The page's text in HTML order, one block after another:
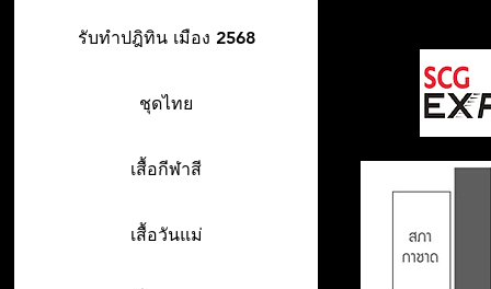
รับทำปฎิทิน เมือง 2568
ชุดไทย
เสื้อกีฬาสี
เสื้อวันแม่